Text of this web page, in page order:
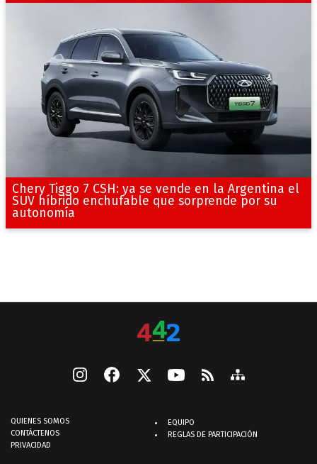
Chery Tiggo 7 CSH: ya se vende en la Argentina el
SUV híbrido enchufable que sorprende por su
autonomía
QUIENES SOMOS
CONTÁCTENOS
PRIVACIDAD
EQUIPO
REGLAS DE PARTICIPACIÓN